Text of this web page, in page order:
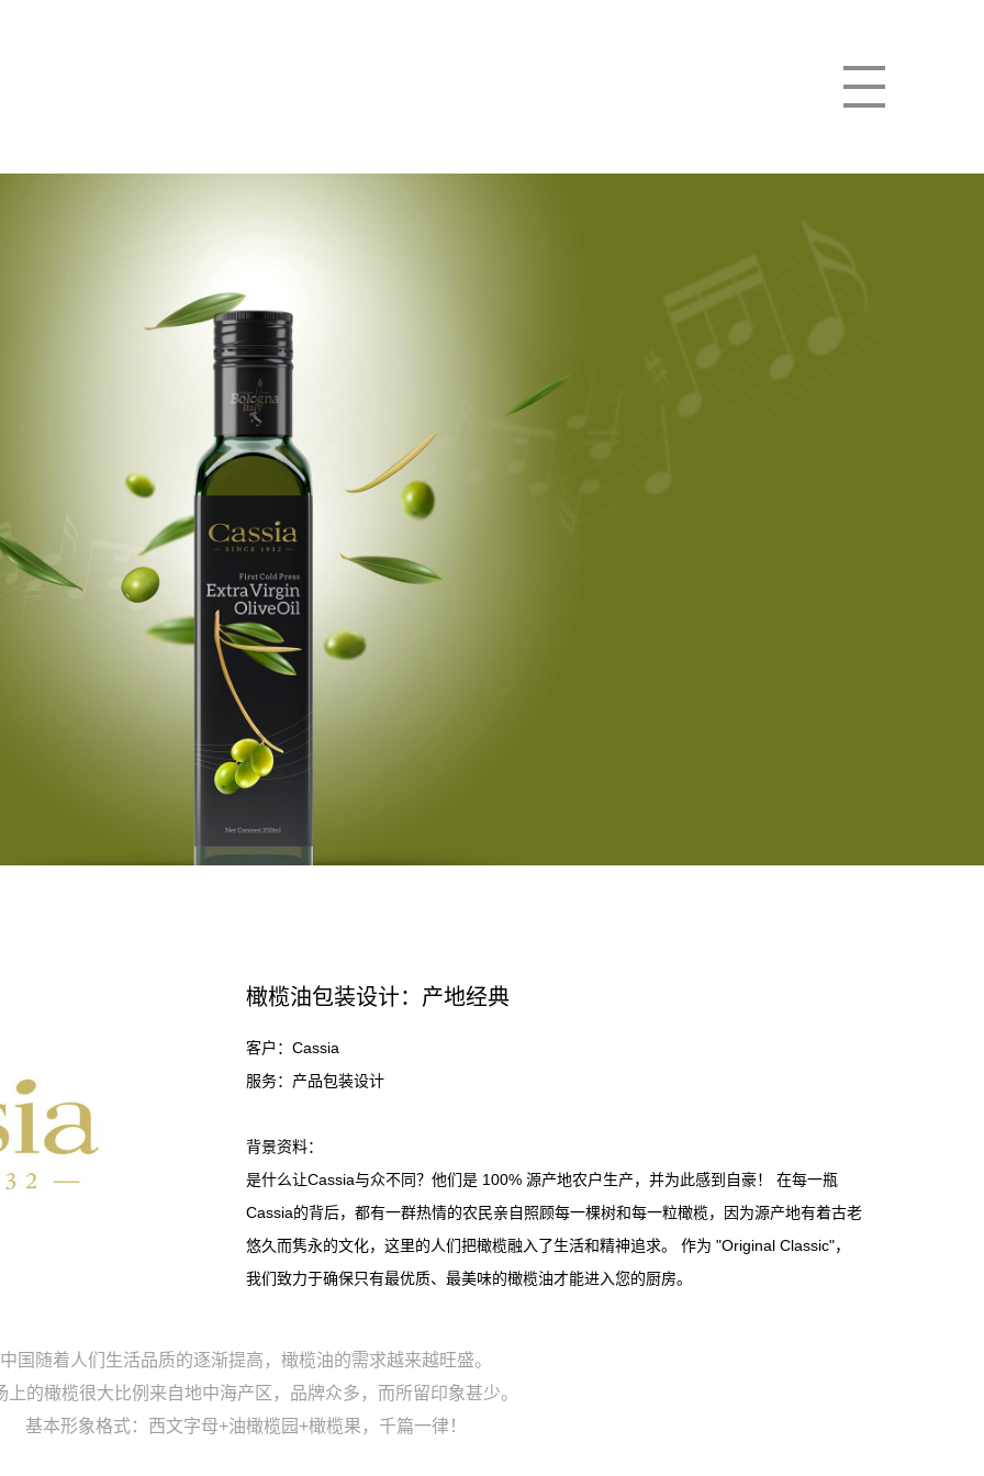
橄榄油包装设计：产地经典
客户：Cassia
服务：产品包装设计
背景资料：
是什么让Cassia与众不同？他们是 100% 源产地农户生产，并为此感到自豪！ 在每一瓶
Cassia的背后，都有一群热情的农民亲自照顾每一棵树和每一粒橄榄，因为源产地有着古老
悠久而隽永的文化，这里的人们把橄榄融入了生活和精神追求。 作为 "Original Classic"，
我们致力于确保只有最优质、最美味的橄榄油才能进入您的厨房。
中国随着人们生活品质的逐渐提高，橄榄油的需求越来越旺盛。
上的橄榄很大比例来自地中海产区，品牌众多，而所留印象甚少。
基本形象格式：西文字母+油橄榄园+橄榄果，千篇一律！